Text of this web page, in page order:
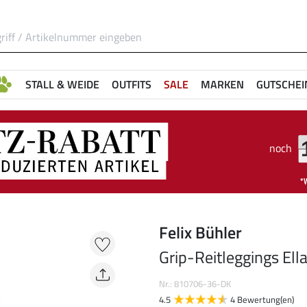
STALL & WEIDE OUTFITS SALE MARKEN
noch
Felix Bühler
Grip-Reitleggings Ella
Nr.: 810706-36-DK
4.5
4 Bewertung(en)